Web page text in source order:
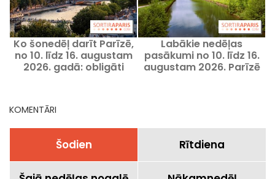
Ko šonedēļ darīt Parīzē,
no 10. līdz 16. augustam
2026. gadā: obligāti
Labākie nedēļas
pasākumi no 10. līdz 16.
augustam 2026. Parīzē
KOMENTĀRI
Šodien Rītdiena